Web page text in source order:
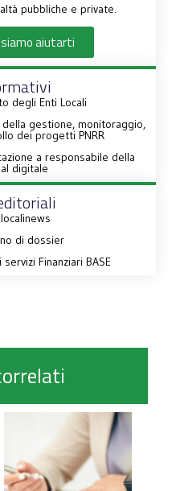
pubbliche e private.
aiutarti
degli Enti Locali
gestione, monitoraggio,
dei progetti PNRR
a responsabile della
digitale
di dossier
Finanziari BASE